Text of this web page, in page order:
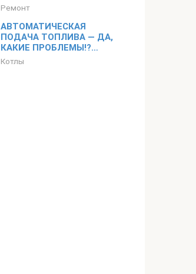
Ремонт
АВТОМАТИЧЕСКАЯ
ПОДАЧА ТОПЛИВА — ДА,
КАКИЕ ПРОБЛЕМЫ!?…
Котлы